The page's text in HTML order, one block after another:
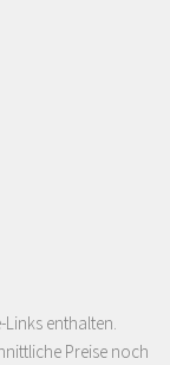
Links enthalten.
Preise noch